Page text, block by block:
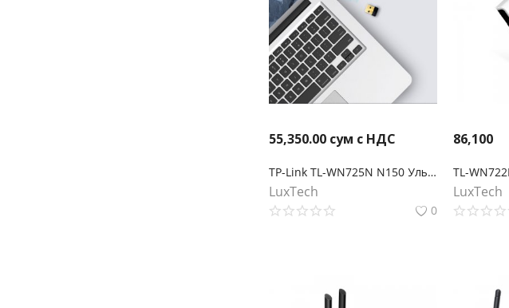
55,350.00 сум с НДС
TP-Link TL-WN725N N150 Ультракомпактный Wi-Fi USB‑адаптер
LuxTech
0
86,100
LuxTech